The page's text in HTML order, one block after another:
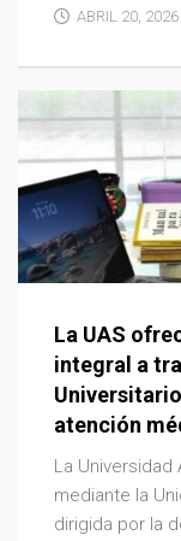
ABRIL 20, 2026
La UAS
integral a
atención
La Universidad
mediante la
dirigida por la